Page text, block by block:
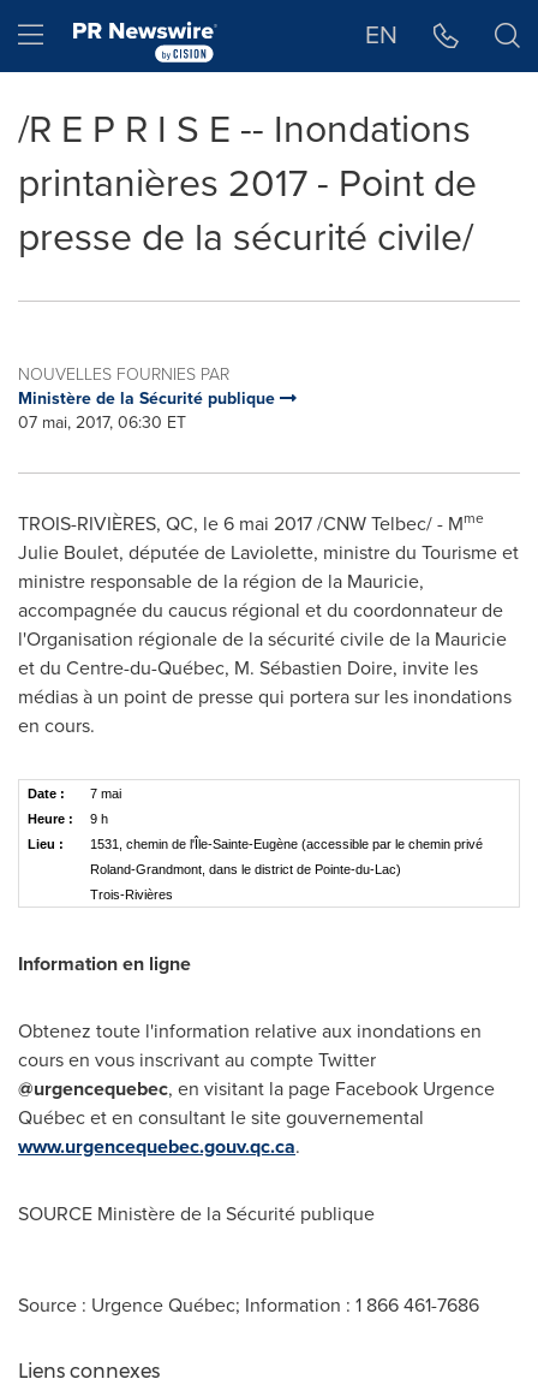
Hamburger menu EN
/R E P R I S E -- Inondations
printanières 2017 - Point de
presse de la sécurité civile/
NOUVELLES FOURNIES PAR
Ministère de la Sécurité publique
07 mai, 2017, 06:30 ET
TROIS-RIVIÈRES, QC, le 6 mai 2017 /CNW Telbec/ - Mme
Julie Boulet, députée de Laviolette, ministre du Tourisme et
ministre responsable de la région de la Mauricie,
accompagnée du caucus régional et du coordonnateur de
l'Organisation régionale de la sécurité civile de la Mauricie
et du Centre-du-Québec, M. Sébastien Doire, invite les
médias à un point de presse qui portera sur les inondations
en cours.
Date :
7 mai
Heure :
9 h
Lieu :
1531, chemin de l'Île-Sainte-Eugène (accessible par le chemin privé
Roland-Grandmont, dans le district de Pointe-du-Lac)
Trois-Rivières
Information en ligne
Obtenez toute l'information relative aux inondations en
cours en vous inscrivant au compte Twitter
@urgencequebec, en visitant la page Facebook Urgence
Québec et en consultant le site gouvernemental
www.urgencequebec.gouv.qc.ca.
SOURCE Ministère de la Sécurité publique
Source : Urgence Québec; Information : 1 866 461-7686
Liens connexes